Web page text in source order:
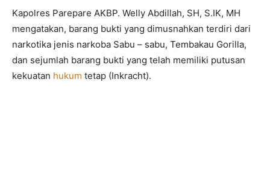
Kapolres Parepare AKBP. Welly Abdillah, SH, S.IK, MH
mengatakan, barang bukti yang dimusnahkan terdiri dari
narkotika jenis narkoba Sabu – sabu, Tembakau Gorilla,
dan sejumlah barang bukti yang telah memiliki putusan
kekuatan hukum tetap (Inkracht).